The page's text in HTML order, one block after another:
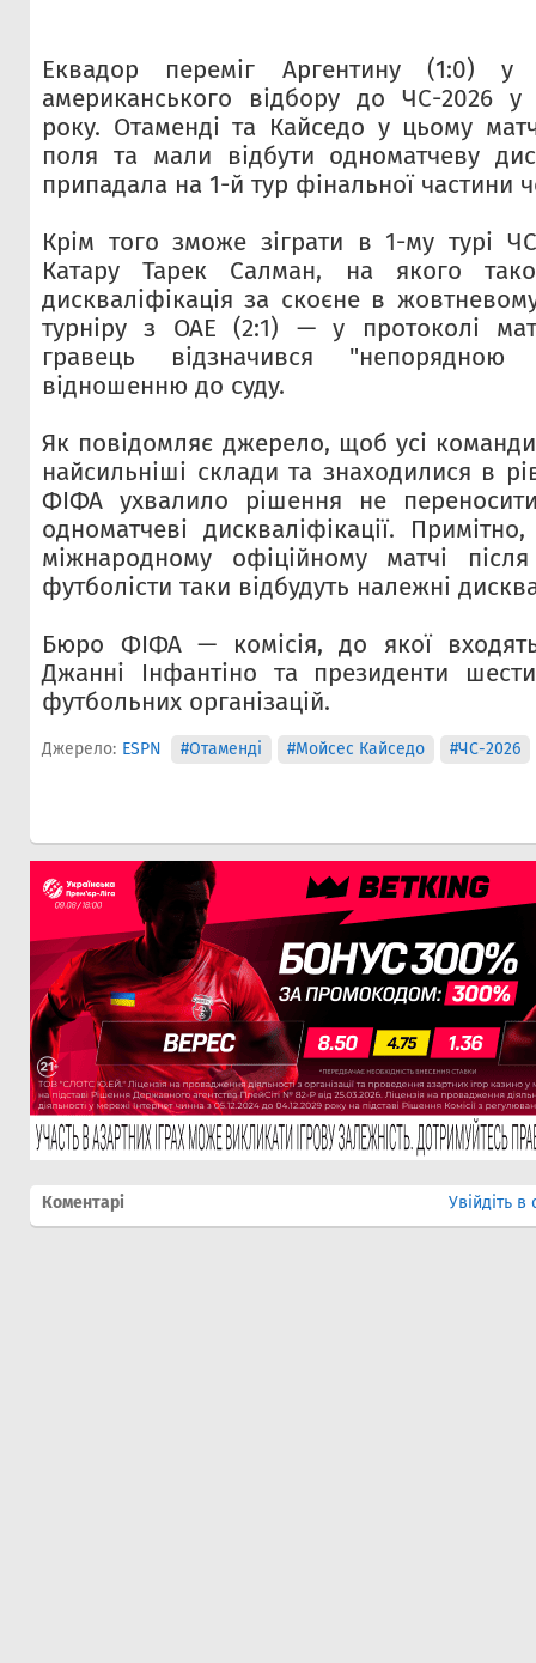
Еквадор переміг Аргентину (1:0) у
американського відбору до ЧС-2026 у
року. Отаменді та Кайседо у цьому
поля та мали відбути одноматчеву
припадала на 1-й тур фінальної частини
Крім того зможе зіграти в 1-му турі
Катару Тарек Салман, на якого
дискваліфікація за скоєне в
турніру з ОАЕ (2:1) — у протоколі
гравець відзначився
відношенню до суду.
Як повідомляє джерело, щоб усі
найсильніші склади та знаходилися в
ФІФА ухвалило рішення не
одноматчеві дискваліфікації.
міжнародному офіційному матчі після
футболісти таки відбудуть належні
Бюро ФІФА — комісія, до якої
Джанні Інфантіно та президенти
футбольних організацій.
Джерело: ESPN #Отаменді #Мойсес Кайседо #ЧС-2026
Коментарі Увійдіть в